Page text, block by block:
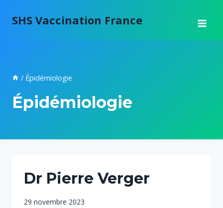
SHS Vaccination France
/ Épidémiologie
Épidémiologie
Dr Pierre Verger
Par
29 novembre 2023